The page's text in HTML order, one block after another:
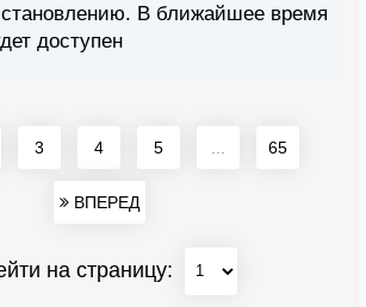
В ближайшее время
доступен
3 4 5 65
ВПЕРЕД
на страницу: